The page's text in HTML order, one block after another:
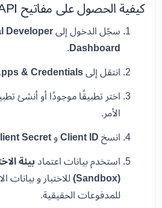
كيفية الحصول على مفاتيح PayPal API
سجّل الدخول إلى Developer
Dashboard
.
انتقل إلى & Credentials
اختر تطبيقًا موجودًا أو أنشئ
الأمر.
انسخ Client ID و Secret
استخدم بيانات اعتماد بيئة
(Sandbox)
للاختبار و بيانات
للمدفوعات الحقيقية.